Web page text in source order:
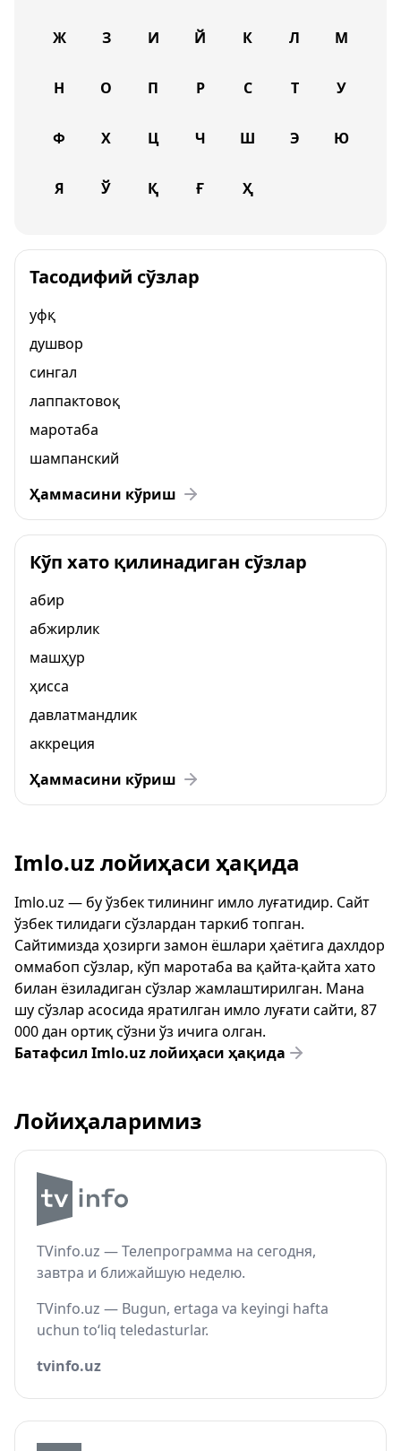
Ж З И Й К Л М
Н О П Р С Т У
Ф Х Ц Ч Ш Э Ю
Я Ў Қ Ғ Ҳ
Тасодифий сўзлар
уфқ
душвор
сингал
лаппактовоқ
маротаба
шампанский
Ҳаммасини кўриш
Кўп хато қилинадиган сўзлар
абир
абжирлик
машҳур
ҳисса
давлатмандлик
аккреция
Ҳаммасини кўриш
Imlo.uz лойиҳаси ҳақида
Imlo.uz — бу ўзбек тилининг имло луғатидир. Сайт
ўзбек тилидаги сўзлардан таркиб топган.
Сайтимизда ҳозирги замон ёшлари ҳаётига дахлдор
оммабоп сўзлар, кўп маротаба ва қайта-қайта хато
билан ёзиладиган сўзлар жамлаштирилган. Мана
шу сўзлар асосида яратилган имло луғати сайти, 87
000 дан ортиқ сўзни ўз ичига олган.
Батафсил Imlo.uz лойиҳаси ҳақида
Лойиҳаларимиз
TVinfo.uz — Телепрограмма на сегодня,
завтра и ближайшую неделю.
TVinfo.uz — Bugun, ertaga va keyingi hafta
uchun to‘liq teledasturlar.
tvinfo.uz